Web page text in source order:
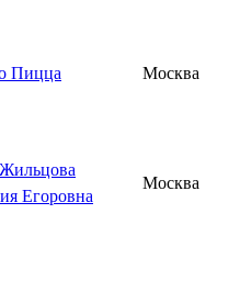
Пицца Москва
Егоровна
Москва